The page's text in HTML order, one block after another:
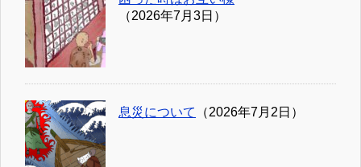
（2026年7月3日）
息災について （2026年7月2日）